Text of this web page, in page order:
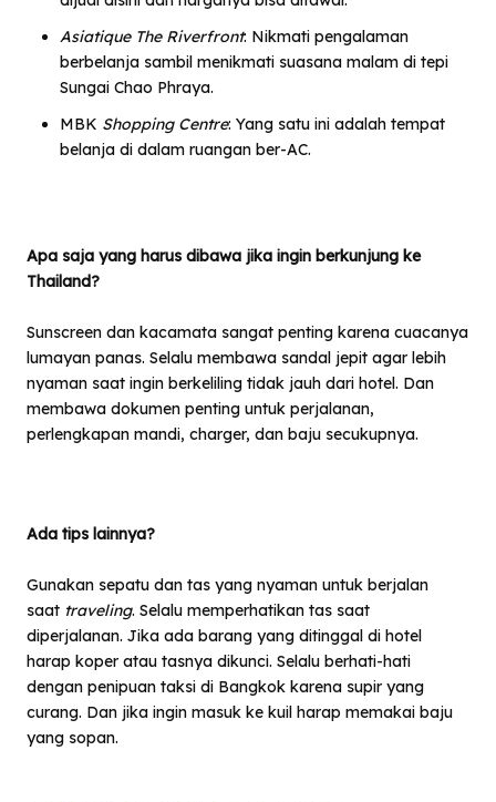
Asiatique The Riverfront: Nikmati pengalaman
berbelanja sambil menikmati suasana malam di tepi
Sungai Chao Phraya.
MBK Shopping Centre: Yang satu ini adalah tempat
belanja di dalam ruangan ber-AC.
Apa saja yang harus dibawa jika ingin berkunjung ke
Thailand?
Sunscreen dan kacamata sangat penting karena cuacanya
lumayan panas. Selalu membawa sandal jepit agar lebih
nyaman saat ingin berkeliling tidak jauh dari hotel. Dan
membawa dokumen penting untuk perjalanan,
perlengkapan mandi, charger, dan baju secukupnya.
Ada tips lainnya?
Gunakan sepatu dan tas yang nyaman untuk berjalan
saat traveling. Selalu memperhatikan tas saat
diperjalanan. Jika ada barang yang ditinggal di hotel
harap koper atau tasnya dikunci. Selalu berhati-hati
dengan penipuan taksi di Bangkok karena supir yang
curang. Dan jika ingin masuk ke kuil harap memakai baju
yang sopan.